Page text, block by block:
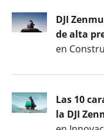
DJI
de alta
en
Las 10
la DJI